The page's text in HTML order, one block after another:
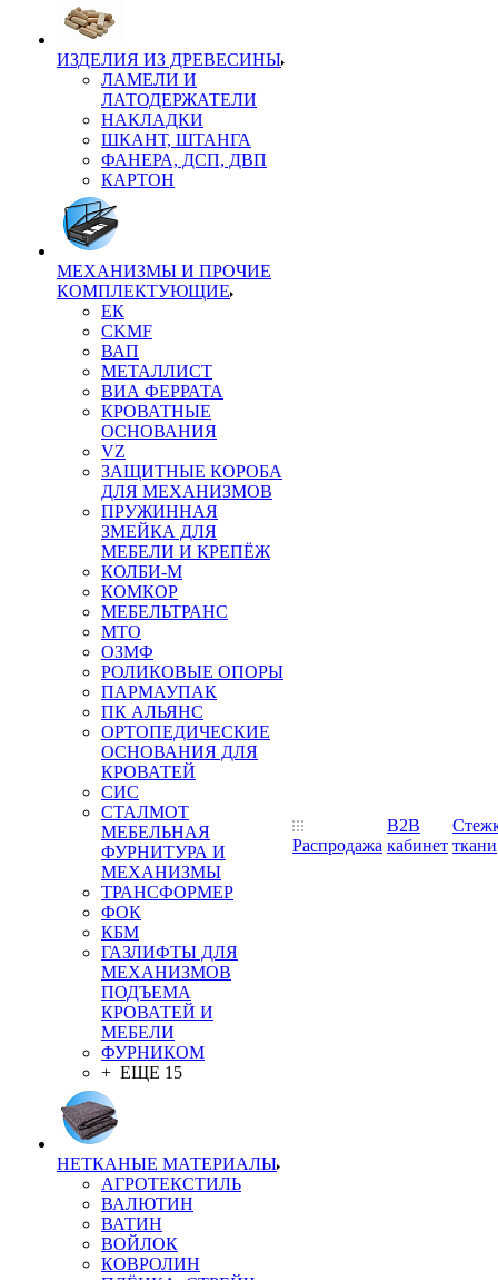
ИЗДЕЛИЯ ИЗ ДРЕВЕСИНЫ
ЛАМЕЛИ И
ЛАТОДЕРЖАТЕЛИ
НАКЛАДКИ
ШКАНТ, ШТАНГА
ФАНЕРА, ДСП, ДВП
КАРТОН
МЕХАНИЗМЫ И ПРОЧИЕ
КОМПЛЕКТУЮЩИЕ
ЕК
CKMF
ВАП
МЕТАЛЛИСТ
ВИА ФЕРРАТА
КРОВАТНЫЕ
ОСНОВАНИЯ
VZ
ЗАЩИТНЫЕ КОРОБА
ДЛЯ МЕХАНИЗМОВ
ПРУЖИННАЯ
ЗМЕЙКА ДЛЯ
МЕБЕЛИ И КРЕПЁЖ
КОЛБИ-М
КОМКОР
МЕБЕЛЬТРАНС
MTO
ОЗМФ
РОЛИКОВЫЕ ОПОРЫ
ПАРМАУПАК
ПК АЛЬЯНС
ОРТОПЕДИЧЕСКИЕ
ОСНОВАНИЯ ДЛЯ
КРОВАТЕЙ
СИС
СТАЛМОТ
МЕБЕЛЬНАЯ
ФУРНИТУРА И
МЕХАНИЗМЫ
ТРАНСФОРМЕР
ФОК
КБМ
ГАЗЛИФТЫ ДЛЯ
МЕХАНИЗМОВ
ПОДЪЕМА
КРОВАТЕЙ И
МЕБЕЛИ
ФУРНИКОМ
+ ЕЩЕ 15
НЕТКАНЫЕ МАТЕРИАЛЫ
АГРОТЕКСТИЛЬ
ВАЛЮТИН
ВАТИН
ВОЙЛОК
КОВРОЛИН
Распродажа
B2B
кабинет ткани